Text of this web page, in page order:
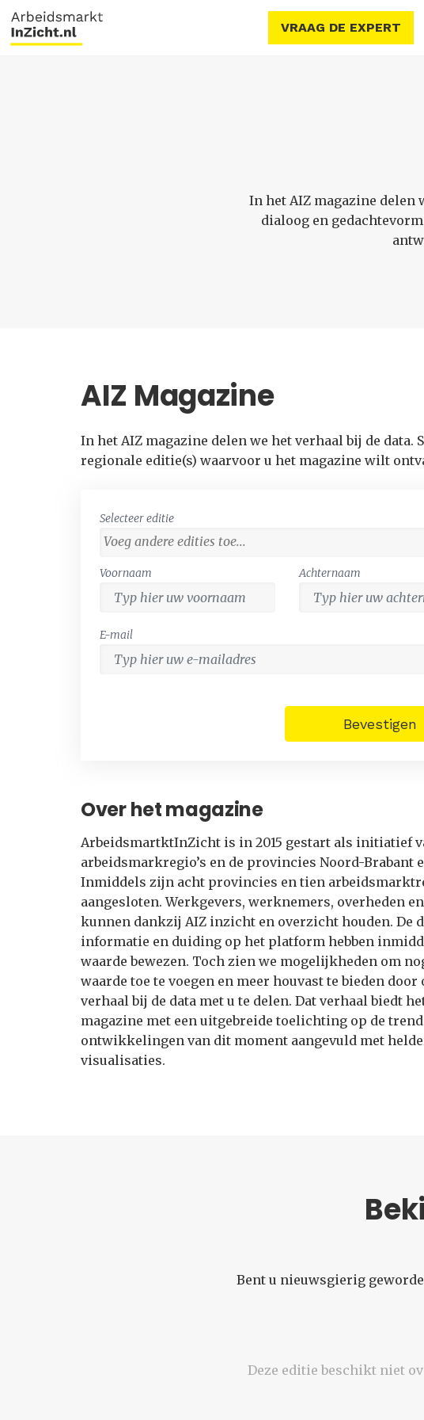
VRAAG DE EXPERT
In het AIZ magazine delen
dialoog en
AIZ Magazine
In het AIZ magazine delen we het verhaal bij de data.
regionale editie(s) waarvoor u het magazine wilt
Selecteer editie
Voornaam Achternaam
E-mail
Bevestigen
Over het magazine
ArbeidsmartktInZicht is in 2015 gestart als initiatief
arbeidsmarkregio’s en de provincies Noord-Brabant
Inmiddels zijn acht provincies en tien
aangesloten. Werkgevers, werknemers, overheden
kunnen dankzij AIZ inzicht en overzicht houden. De
informatie en duiding op het platform hebben
waarde bewezen. Toch zien we mogelijkheden om
waarde toe te voegen en meer houvast te bieden door
verhaal bij de data met u te delen. Dat verhaal biedt
magazine met een uitgebreide toelichting op de
ontwikkelingen van dit moment aangevuld met
visualisaties.
Bent u nieuwsgierig
Deze editie beschikt niet